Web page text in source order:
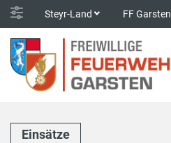
Steyr-Land FF Garsten
Einsätze